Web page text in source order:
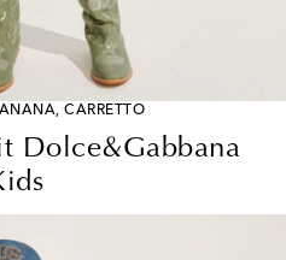
CARRETTO
Dolce&Gabbana